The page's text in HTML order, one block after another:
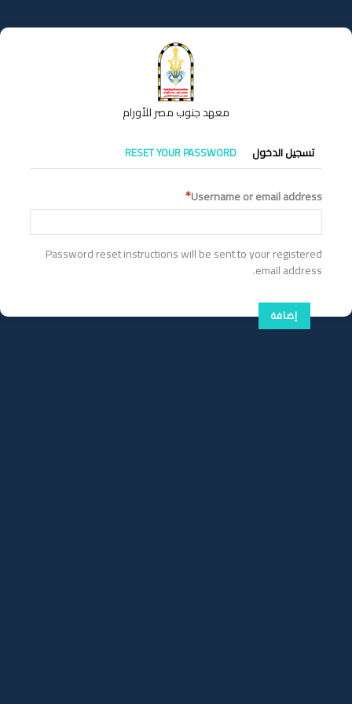
إلى
المحتوى
معهد جنوب مصر للأورام
التبويبات
الأساسية
تسجيل الدخول RESET YOUR PASSWORD
Username or email address
Password reset instructions will be sent to your registered
email address.